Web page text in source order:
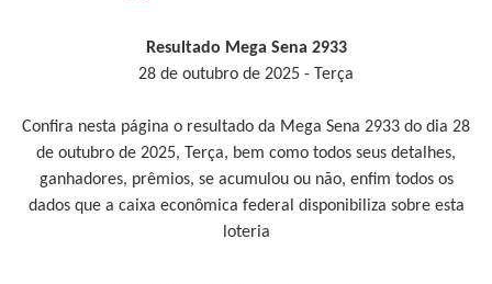
Resultado Mega Sena 2933
28 de outubro de 2025 - Terça
Confira nesta página o resultado da Mega Sena 2933 do dia 28
de outubro de 2025, Terça, bem como todos seus detalhes,
ganhadores, prêmios, se acumulou ou não, enfim todos os
dados que a caixa econômica federal disponibiliza sobre esta
loteria